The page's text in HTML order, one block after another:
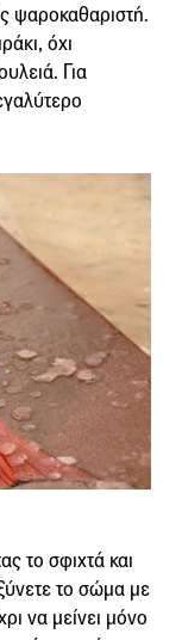
ψαροκαθαριστή.
όχι
Για
το σφιχτά και
το σώμα με
να μείνει μόνο